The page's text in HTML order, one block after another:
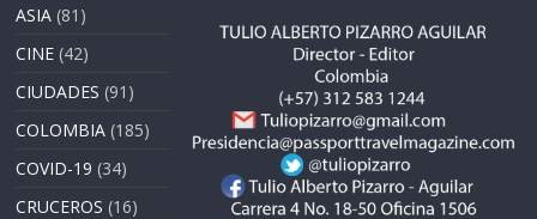
ASIA (81)
CINE (42)
CIUDADES (91)
COLOMBIA (185)
COVID-19 (34)
CRUCEROS (16)